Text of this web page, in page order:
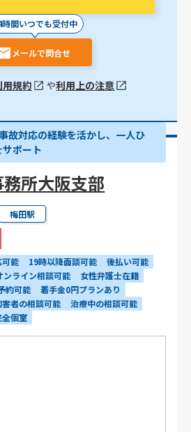
時間いつでも受付中
メールで問合せ
用規約 や利用上の注意
故対応の経験を活かし、一人ひ
ポート
所大阪支部
梅田駅
可能 19時以降面談可能
後払い可能
ンライン相談可能
女性弁護士在籍
約可能
着手金0円プランあり
害者の相談可能
治療中の相談可能
全個室